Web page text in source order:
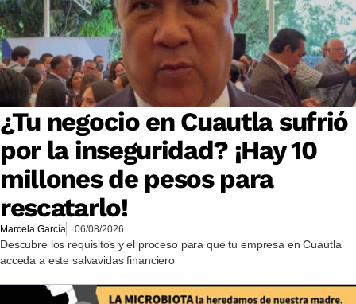
¿Tu negocio en Cuautla sufrió
por la inseguridad? ¡Hay 10
millones de pesos para
rescatarlo!
Marcela García 06/08/2026
Descubre los requisitos y el proceso para que tu empresa en Cuautla
acceda a este salvavidas financiero